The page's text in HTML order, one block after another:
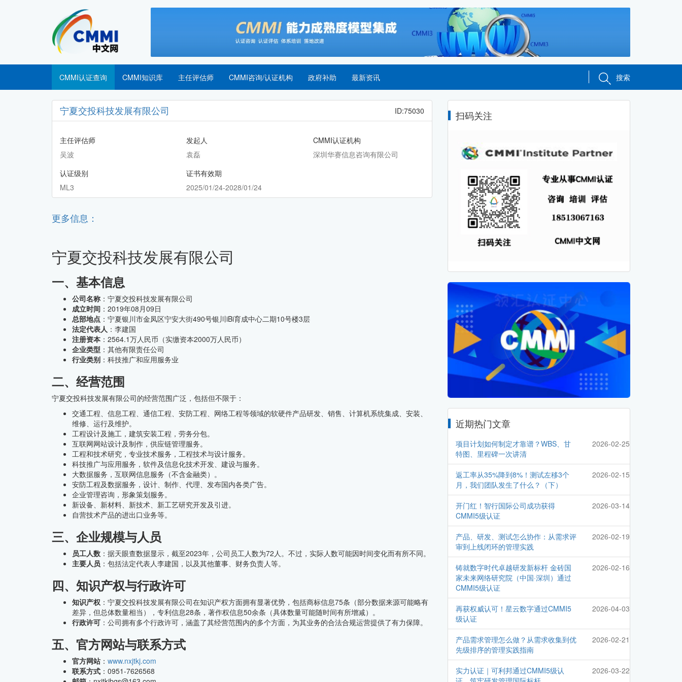
CMMI中文网
CMMI认证查询 CMMI知识库 主任评估师 CMMI咨询/认证机构 政府补助 最新资讯 搜索
宁夏交投科技发展有限公司 ID:75030
主任评估师
吴波
发起人
袁磊
CMMI认证机构
深圳华赛信息咨询有限公司
认证级别
ML3
证书有效期
2025/01/24-2028/01/24
更多信息：
宁夏交投科技发展有限公司
一、基本信息
公司名称 ：宁夏交投科技发展有限公司
成立时间 ：2019年08月09日
总部地点 ：宁夏银川市金凤区宁安大街490号银川iBi育成中心二期10号楼3层
法定代表人 ：李建国
注册资本 ：2564.1万人民币（实缴资本2000万人民币）
企业类型 ：其他有限责任公司
行业类别 ：科技推广和应用服务业
二、经营范围
宁夏交投科技发展有限公司的经营范围广泛，包括但不限于：
交通工程、信息工程、通信工程、安防工程、网络工程等领域的软硬件产品研发、销售、计算机系统集成、安装、
维修、运行及维护。
工程设计及施工，建筑安装工程，劳务分包。
互联网网站设计及制作，供应链管理服务。
工程和技术研究，专业技术服务，工程技术与设计服务。
科技推广与应用服务，软件及信息化技术开发、建设与服务。
大数据服务，互联网信息服务（不含金融类）。
安防工程及数据服务，设计、制作、代理、发布国内各类广告。
企业管理咨询，形象策划服务。
新设备、新材料、新技术、新工艺研究开发及引进。
自营技术产品的进出口业务等。
三、企业规模与人员
员工人数 ：据天眼查数据显示，截至2023年，公司员工人数为72人。不过，实际人数可能因时间变化而有所不同。
主要人员 ：包括法定代表人李建国，以及其他董事、财务负责人等。
四、知识产权与行政许可
知识产权 ：宁夏交投科技发展有限公司在知识产权方面拥有显著优势，包括商标信息75条（部分数据来源可能略有
差异，但总体数量相当），专利信息28条，著作权信息50余条（具体数量可能随时间有所增减）。
行政许可 ：公司拥有多个行政许可，涵盖了其经营范围内的多个方面，为其业务的合法合规运营提供了有力保障。
五、官方网站与联系方式
官方网站 ： www.nxjtkj.com
联系方式 ：0951-7626568
扫码关注
近期热门文章
项目计划如何制定才靠谱？WBS、甘
特图、里程碑一次讲清
2026-02-25
返工率从35%降到8%！测试左移3个
月，我们团队发生了什么？（下）
2026-02-15
开门红！智行国际公司成功获得
CMMI5级认证
2026-03-14
产品、研发、测试怎么协作：从需求评
审到上线闭环的管理实践
2026-02-19
铸就数字时代卓越研发新标杆 金砖国
家未来网络研究院（中国·深圳）通过
CMMI5级认证
2026-02-16
再获权威认可！星云数字通过CMMI5
级认证
2026-04-03
产品需求管理怎么做？从需求收集到优
先级排序的管理实践指南
2026-02-21
实力认证｜可利邦通过CMMI5级认
2026-03-22